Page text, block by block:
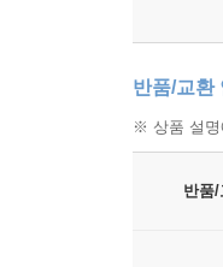
반품/교환
※ 상품 설명
반품/